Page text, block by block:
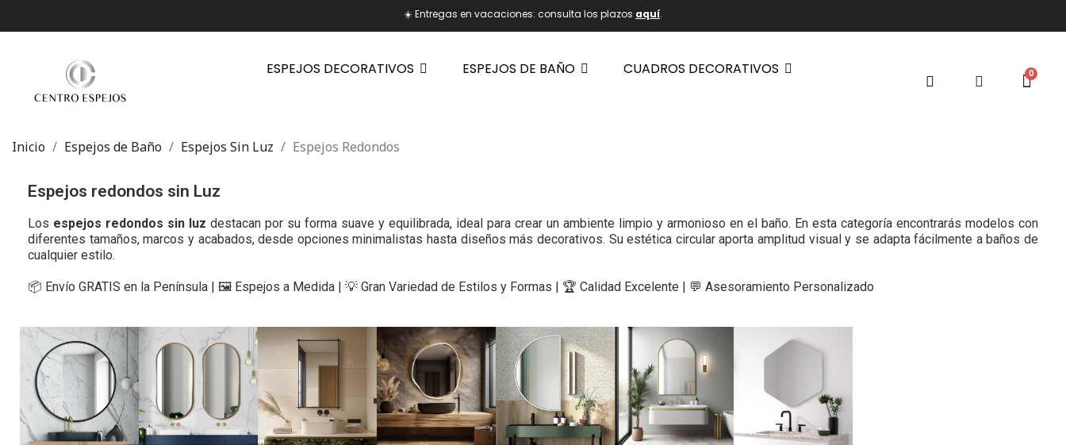
☀️ Entregas en vacaciones: consulta los plazos aquí.
ESPEJOS DECORATIVOS ESPEJOS DE BAÑO CUADROS DECORATIVOS
Inicio Espejos de Baño Espejos Sin Luz Espejos Redondos
Espejos redondos sin Luz
Los espejos redondos sin luz destacan por su forma suave y equilibrada, ideal para crear un ambiente limpio y armonioso en el baño. En esta categoría encontrarás modelos con
diferentes tamaños, marcos y acabados, desde opciones minimalistas hasta diseños más decorativos. Su estética circular aporta amplitud visual y se adapta fácilmente a baños de
cualquier estilo.
📦 Envío GRATIS en la Península | 🖼️ Espejos a Medida | 💡 Gran Variedad de Estilos y Formas | 🏆 Calidad Excelente | 💬 Asesoramiento Personalizado